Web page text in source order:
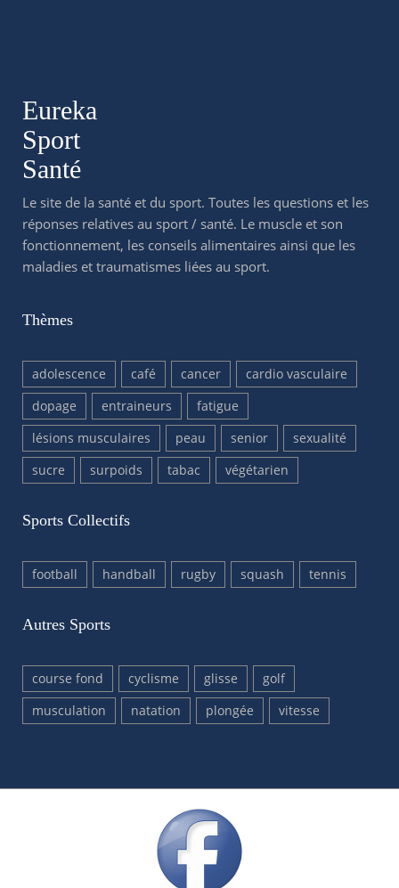
Eureka
Sport
Santé
Le site de la santé et du sport. Toutes les questions et les
réponses relatives au sport / santé. Le muscle et son
fonctionnement, les conseils alimentaires ainsi que les
maladies et traumatismes liées au sport.
Thèmes
adolescence café cancer
cardio vasculaire
dopage
entraineurs
fatigue
lésions musculaires
peau senior
sexualité
sucre
surpoids tabac végétarien
Sports Collectifs
football handball rugby squash tennis
Autres Sports
course fond cyclisme glisse
golf
musculation
natation plongée vitesse